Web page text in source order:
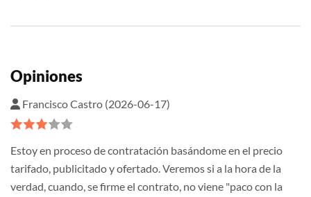
Opiniones
Francisco Castro (2026-06-17)
Estoy en proceso de contratación basándome en el precio
tarifado, publicitado y ofertado. Veremos si a la hora de la
verdad, cuando, se firme el contrato, no viene "paco con la